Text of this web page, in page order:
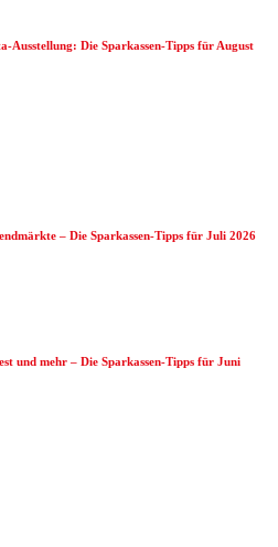
Die Sparkassen-Tipps für August
– Die Sparkassen-Tipps für Juli 2026
und mehr – Die Sparkassen-Tipps für Juni